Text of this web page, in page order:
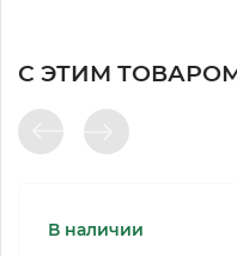
С ЭТИМ
В наличии